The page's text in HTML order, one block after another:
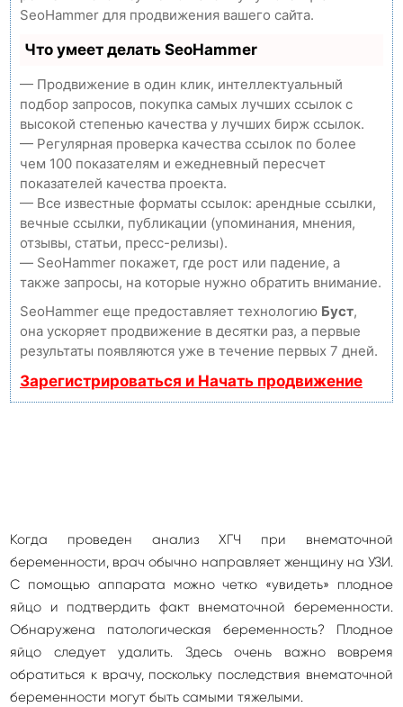
SeoHammer для продвижения вашего сайта.
Что умеет делать SeoHammer
— Продвижение в один клик, интеллектуальный
подбор запросов, покупка самых лучших ссылок с
высокой степенью качества у лучших бирж ссылок.
— Регулярная проверка качества ссылок по более
чем 100 показателям и ежедневный пересчет
показателей качества проекта.
— Все известные форматы ссылок: арендные ссылки,
вечные ссылки, публикации (упоминания, мнения,
отзывы, статьи, пресс-релизы).
— SeoHammer покажет, где рост или падение, а
также запросы, на которые нужно обратить внимание.
SeoHammer еще предоставляет технологию Буст,
она ускоряет продвижение в десятки раз, а первые
результаты появляются уже в течение первых 7 дней.
Зарегистрироваться и Начать продвижение
Когда проведен анализ ХГЧ при внематочной
беременности, врач обычно направляет женщину на УЗИ.
С помощью аппарата можно четко «увидеть» плодное
яйцо и подтвердить факт внематочной беременности.
Обнаружена патологическая беременность? Плодное
яйцо следует удалить. Здесь очень важно вовремя
обратиться к врачу, поскольку последствия внематочной
беременности могут быть самыми тяжелыми.